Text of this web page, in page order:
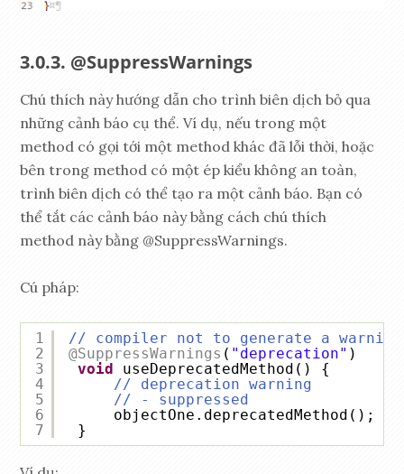
@SuppressWarnings
Chú thích này hướng dẫn cho trình biên dịch bỏ qua
những cảnh báo cụ thể. Ví dụ, nếu trong một
method có gọi tới một method khác đã lỗi thời, hoặc
bên trong method có một ép kiểu không an toàn,
trình biên dịch có thể tạo ra một cảnh báo. Bạn có
thể tắt các cảnh báo này bằng cách chú thích
method này bằng @SuppressWarnings.
Cú pháp:
1
2
3
4
5
6
7
// compiler not to generate a warning
@SuppressWarnings ( "deprecation" )
void
useDeprecatedMethod() {
// deprecation warning
// - suppressed
objectOne.deprecatedMethod();
}